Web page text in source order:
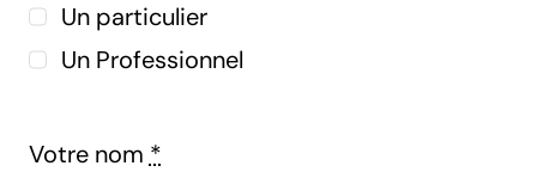
Un particulier
Un Professionnel
Votre nom *